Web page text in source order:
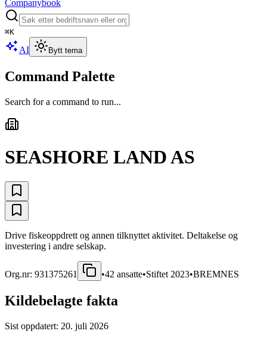
Companybook
⌘K
AI Bytt tema
Command Palette
Search for a command to run...
SEASHORE LAND AS
Drive fiskeoppdrett og annen tilknyttet aktivitet. Deltakelse og
investering i andre selskap.
Org.nr: 931375261 •42 ansatte•Stiftet 2023•BREMNES
Kildebelagte fakta
Sist oppdatert: 20. juli 2026